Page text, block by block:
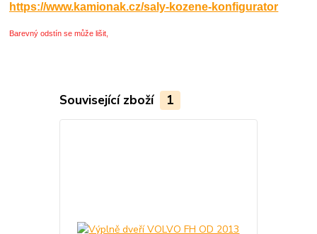
https://www.kamionak.cz/saly-kozene-konfigurator
Barevný odstín se může lišit,
Související zboží 1